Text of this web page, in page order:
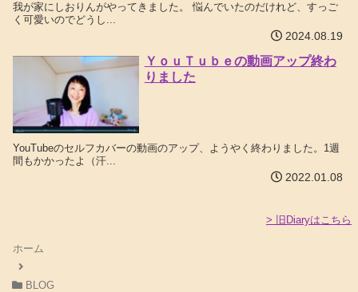
我が家にしおりんがやってきました。 悩んでいたのだけれど、すっご
く可愛いのでどうし...
2024.08.19
ＹｏｕＴｕｂｅの動画アップ終わ
りました
YouTubeのセルフカバーの動画のアップ、ようやく終わりました。1週
間もかかったよ（汗...
2022.01.08
> 旧Diaryはこちら
ホーム
BLOG